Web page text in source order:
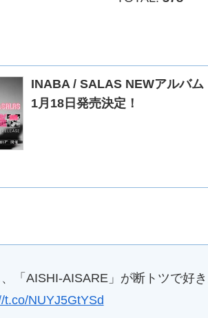
INABA / SALAS NEWアルバ
1月18日発売決定！
「AISHI-AISARE」が断トツで好
t.co/NUYJ5GtYSd